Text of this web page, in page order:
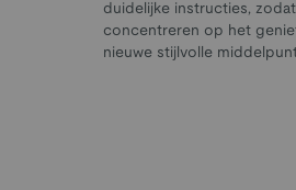
duidelijke instructies,
concentreren op het
nieuwe stijlvolle